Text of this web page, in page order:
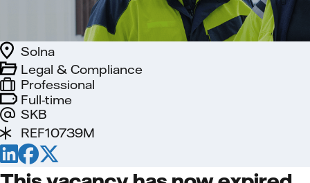
Full-time
SKB
Legal & Compliance
Solna
Professional
REF10739M